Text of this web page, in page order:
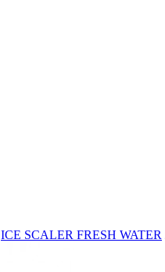
ICE SCALER FRESH WATER